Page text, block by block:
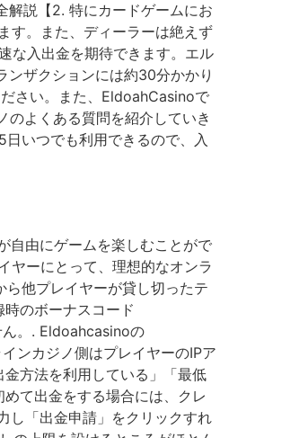
解説【2. 特にカードゲームにお
す。また、ディーラーは絶えず
な入出金を期待できます。エル
ザクションには約30分かかり
さい。また、EldoahCasinoで
よくある質問を紹介していき
いつでも利用できるので、入
自由にゲームを楽しむことがで
ヤーにとって、理想的なオンラ
他プレイヤーが貸し切ったテ
のボーナスコード
ん。. Eldoahcasinoの
ンカジノ側はプレイヤーのIPア
方法を利用している」「最低
て出金をする場合には、クレ
し「出金申請」をクリックすれ